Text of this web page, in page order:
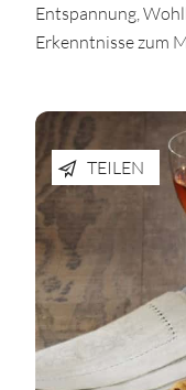
Entspannung,
Erkenntnisse zum
TEILEN